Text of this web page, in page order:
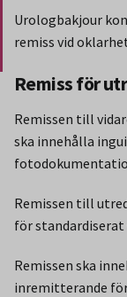
Urologbakjour
remiss vid
Slut på stycket
Remiss för
Remissen till
ska innehålla
Remissen till
för standardiserat
Remissen ska
inremitterande